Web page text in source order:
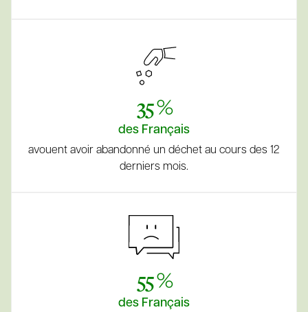
35 %
des Français
avouent avoir abandonné un déchet au cours des 12
derniers mois.
55 %
des Français